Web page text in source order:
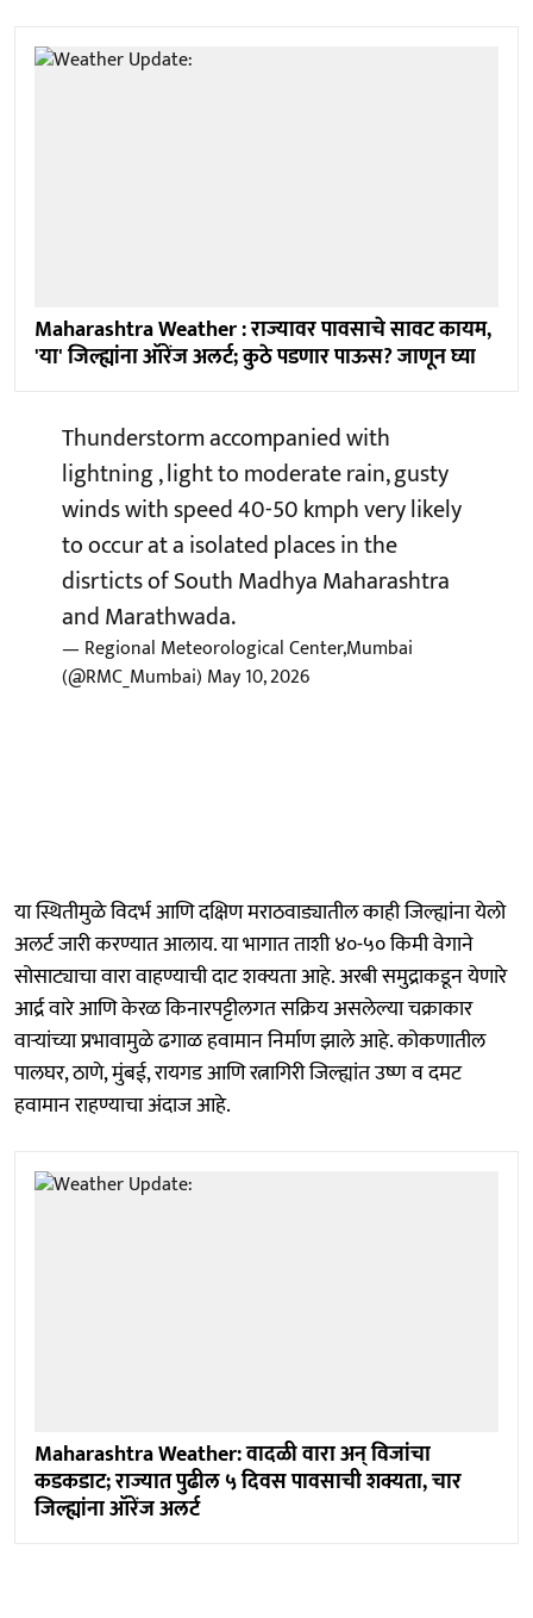
Maharashtra Weather : राज्यावर पावसाचे सावट कायम,
'या' जिल्ह्यांना ऑरेंज अलर्ट; कुठे पडणार पाऊस? जाणून घ्या
Thunderstorm accompanied with
lightning , light to moderate rain, gusty
winds with speed 40-50 kmph very likely
to occur at a isolated places in the
disrticts of South Madhya Maharashtra
and Marathwada.
— Regional Meteorological Center,Mumbai
(@RMC_Mumbai) May 10, 2026
या स्थितीमुळे विदर्भ आणि दक्षिण मराठवाड्यातील काही जिल्ह्यांना येलो
अलर्ट जारी करण्यात आलाय. या भागात ताशी ४०-५० किमी वेगाने
सोसाट्याचा वारा वाहण्याची दाट शक्यता आहे. अरबी समुद्राकडून येणारे
आर्द्र वारे आणि केरळ किनारपट्टीलगत सक्रिय असलेल्या चक्राकार
वाऱ्यांच्या प्रभावामुळे ढगाळ हवामान निर्माण झाले आहे. कोकणातील
पालघर, ठाणे, मुंबई, रायगड आणि रत्नागिरी जिल्ह्यांत उष्ण व दमट
हवामान राहण्याचा अंदाज आहे.
Maharashtra Weather: वादळी वारा अन् विजांचा
कडकडाट; राज्यात पुढील ५ दिवस पावसाची शक्यता, चार
जिल्ह्यांना ऑरेंज अलर्ट